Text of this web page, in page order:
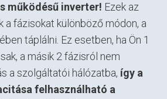
működésű inverter! Ezek az
a fázisokat különböző módon, a
táplálni. Ez esetben, ha Ön 1
a másik 2 fázisról nem
a szolgáltatói hálózatba, így a
felhasználható a